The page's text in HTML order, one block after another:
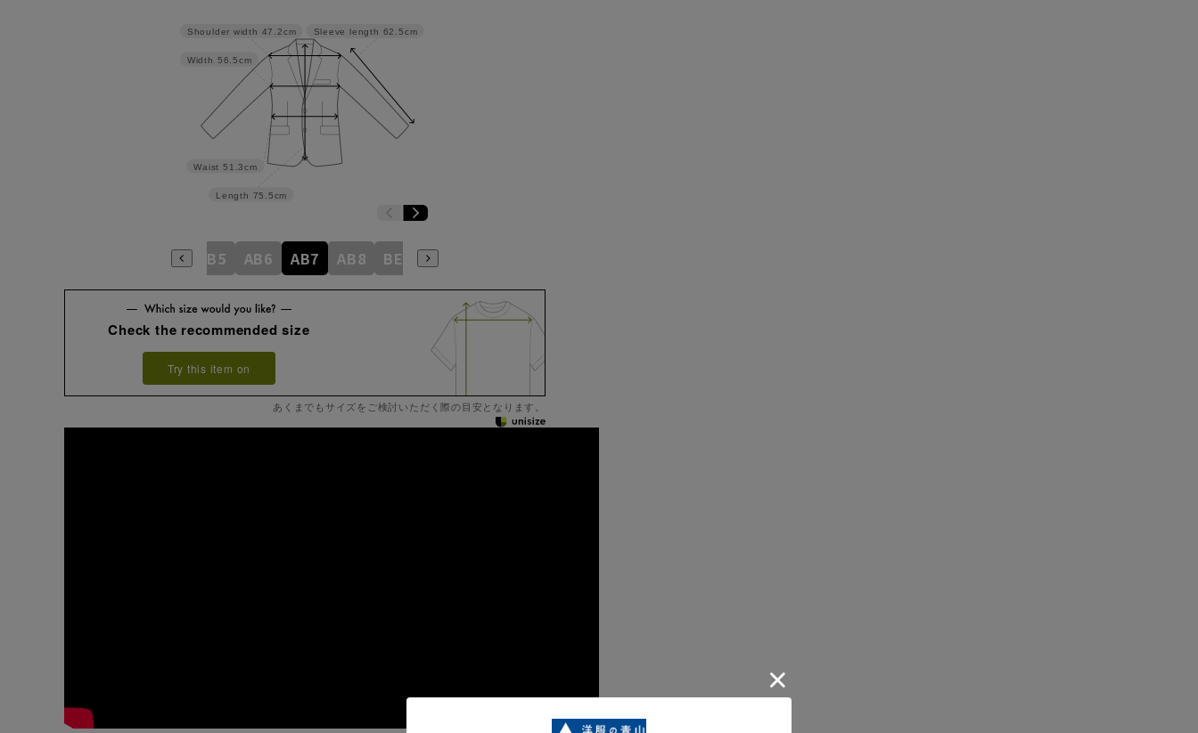
Sleeve length 62.5cm
Length 75.5cm
Waist 51.3cm
Width 56.5cm
Shoulder width 47.2cm
AB4 AB5 AB6 AB7 AB8 BE3 BE4
Check the recommended size
Try this item on
あくまでもサイズをご検討いただく際の目安となります。